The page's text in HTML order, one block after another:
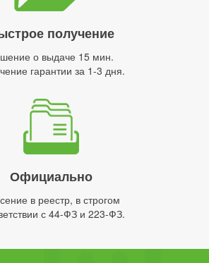
получение
о выдаче 15 мин.
гарантии за 1-3 дня.
Официально
в реестр, в строгом
с 44-ФЗ и 223-ФЗ.